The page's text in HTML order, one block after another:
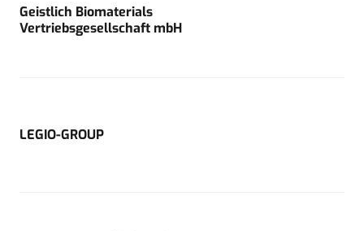
Geistlich Biomaterials
Vertriebsgesellschaft mbH
LEGIO-GROUP